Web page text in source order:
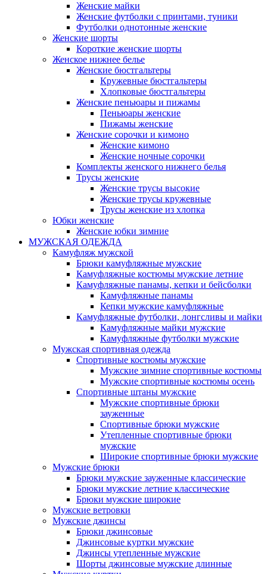
Женские майки
Женские футболки с принтами, туники
Футболки однотонные женские
Женские шорты
Короткие женские шорты
Женское нижнее белье
Женские бюстгальтеры
Кружевные бюстгальтеры
Хлопковые бюстгальтеры
Женские пеньюары и пижамы
Пеньюары женские
Пижамы женские
Женские сорочки и кимоно
Женские кимоно
Женские ночные сорочки
Комплекты женского нижнего белья
Трусы женские
Женские трусы высокие
Женские трусы кружевные
Трусы женские из хлопка
Юбки женские
Женские юбки зимние
МУЖСКАЯ ОДЕЖДА
Камуфляж мужской
Брюки камуфляжные мужские
Камуфляжные костюмы мужские летние
Камуфляжные панамы, кепки и бейсболки
Камуфляжные панамы
Кепки мужские камуфляжные
Камуфляжные футболки, лонгсливы и майки
Камуфляжные майки мужские
Камуфляжные футболки мужские
Мужская спортивная одежда
Спортивные костюмы мужские
Мужские зимние спортивные костюмы
Мужские спортивные костюмы осень
Спортивные штаны мужские
Мужские спортивные брюки
зауженные
Спортивные брюки мужские
Утепленные спортивные брюки
мужские
Широкие спортивные брюки мужские
Мужские брюки
Брюки мужские зауженные классические
Брюки мужские летние классические
Брюки мужские широкие
Мужские ветровки
Мужские джинсы
Брюки джинсовые
Джинсовые куртки мужские
Джинсы утепленные мужские
Шорты джинсовые мужские длинные